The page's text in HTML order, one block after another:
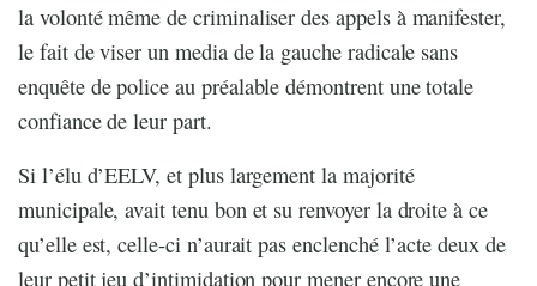
la volonté même de criminaliser des appels à manifester,
le fait de viser un media de la gauche radicale sans
enquête de police au préalable démontrent une totale
confiance de leur part.
Si l’élu d’EELV, et plus largement la majorité
municipale, avait tenu bon et su renvoyer la droite à ce
qu’elle est, celle-ci n’aurait pas enclenché l’acte deux de
leur petit jeu d’intimidation pour mener encore une